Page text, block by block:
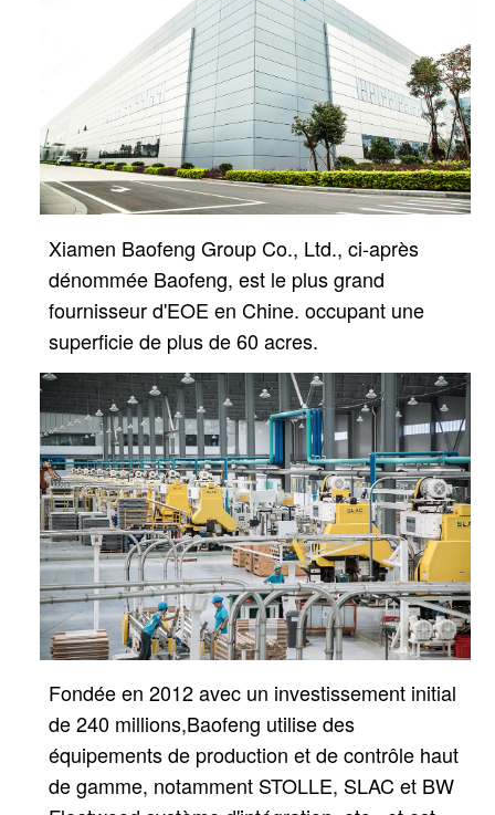
Xiamen Baofeng Group Co., Ltd., ci-après
dénommée Baofeng, est le plus grand
fournisseur d'EOE en Chine.occupant une
superficie de plus de 60 acres.
Fondée en 2012 avec un investissement initial
de 240 millions,Baofeng utilise des
équipements de production et de contrôle haut
de gamme, notamment STOLLE, SLAC et BW